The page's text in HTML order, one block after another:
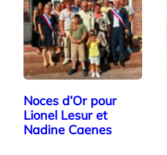
Noces d’Or pour
Lionel Lesur et
Nadine Caenes